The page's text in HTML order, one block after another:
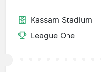
Kassam Stadium
League One